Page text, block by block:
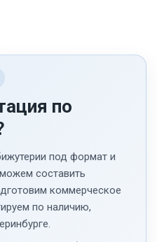
по
под формат и
составить
коммерческое
по наличию,